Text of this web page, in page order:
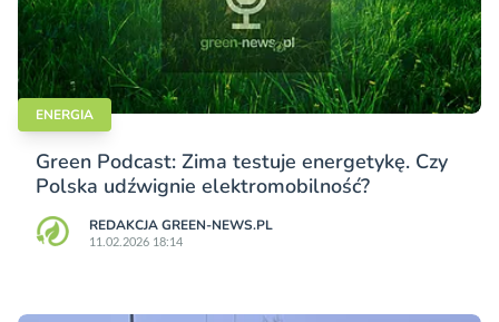
ENERGIA
Green Podcast: Zima testuje energetykę. Czy
Polska udźwignie elektromobilność?
REDAKCJA GREEN-NEWS.PL
11.02.2026 18:14